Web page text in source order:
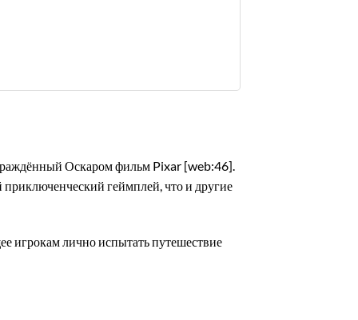
Оскаром фильм Pixar [web:46].
приключенческий геймплей, что и другие
игрокам лично испытать путешествие